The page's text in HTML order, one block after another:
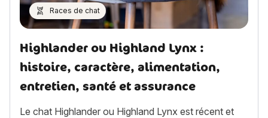
Races de chat
Highlander ou Highland Lynx :
histoire, caractère, alimentation,
entretien, santé et assurance
Le chat Highlander ou Highland Lynx est récent et